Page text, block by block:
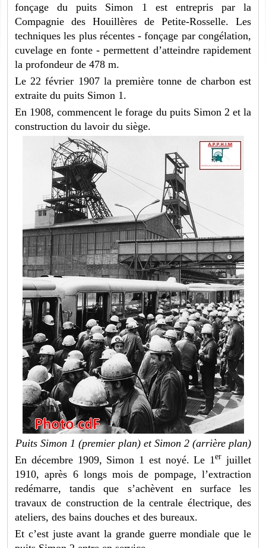
fonçage du puits Simon 1 est entrepris par la
Compagnie des Houillères de Petite-Rosselle. Les
techniques les plus récentes - fonçage par congélation,
cuvelage en fonte - permettent d’atteindre rapidement
la profondeur de 478 m.
Le 22 février 1907 la première tonne de charbon est
extraite du puits Simon 1.
En 1908, commencent le forage du puits Simon 2 et la
construction du lavoir du siège.
Puits Simon 1 (premier plan) et Simon 2 (arrière plan)
En décembre 1909, Simon 1 est noyé. Le 1er juillet
1910, après 6 longs mois de pompage, l’extraction
redémarre, tandis que s’achèvent en surface les
travaux de construction de la centrale électrique, des
ateliers, des bains douches et des bureaux.
Et c’est juste avant la grande guerre mondiale que le